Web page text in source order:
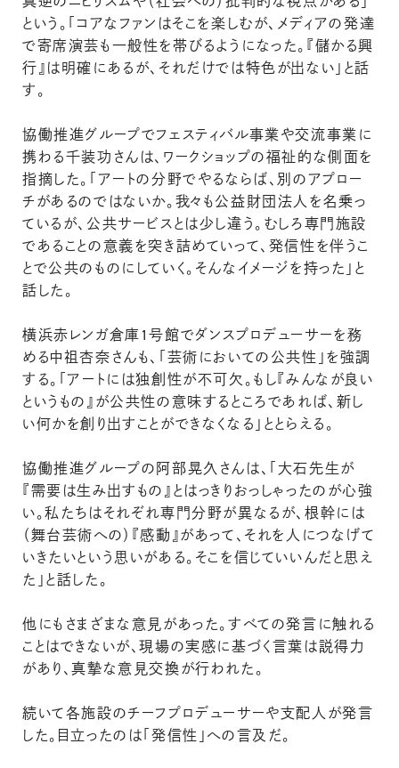
という。「コアなファンはそこを楽しむが、メディアの発達
で寄席演芸も一般性を帯びるようになった。『儲かる興
行』は明確にあるが、それだけでは特色が出ない」と話
す。
協働推進グループでフェスティバル事業や交流事業に
携わる千装功さんは、ワークショップの福祉的な側面を
指摘した。「アートの分野でやるならば、別のアプロー
チがあるのではないか。我々も公益財団法人を名乗っ
ているが、公共サービスとは少し違う。むしろ専門施設
であることの意義を突き詰めていって、発信性を伴うこ
とで公共のものにしていく。そんなイメージを持った」と
話した。
横浜赤レンガ倉庫1号館でダンスプロデューサーを務
める中祖杏奈さんも、「芸術においての公共性」を強調
する。「アートには独創性が不可欠。もし『みんなが良い
というもの』が公共性の意味するところであれば、新し
い何かを創り出すことができなくなる」ととらえる。
協働推進グループの阿部晃久さんは、「大石先生が
『需要は生み出すもの』とはっきりおっしゃったのが心強
い。私たちはそれぞれ専門分野が異なるが、根幹には
（舞台芸術への）『感動』があって、それを人につなげて
いきたいという思いがある。そこを信じていいんだと思え
た」と話した。
他にもさまざまな意見があった。すべての発言に触れる
ことはできないが、現場の実感に基づく言葉は説得力
があり、真摯な意見交換が行われた。
続いて各施設のチーフプロデューサーや支配人が発言
した。目立ったのは「発信性」への言及だ。